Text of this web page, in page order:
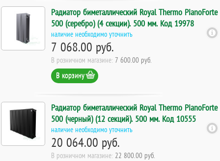
Радиатор биметаллический Royal Thermo PianoForte
500 (серебро) (4 секции). 500 мм. Код 19978
наличие необходимо уточнить
7 068.00 руб.
В розничном магазине: 7 600.00 руб.
В корзину
Радиатор биметаллический Royal Thermo PianoForte
500 (черный) (12 секций). 500 мм. Код 10555
наличие необходимо уточнить
20 064.00 руб.
В розничном магазине: 22 800.00 руб.